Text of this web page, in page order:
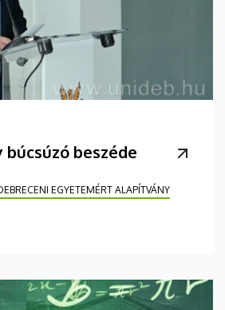
búcsúzó beszéde
EGYETEMÉRT ALAPÍTVÁNY